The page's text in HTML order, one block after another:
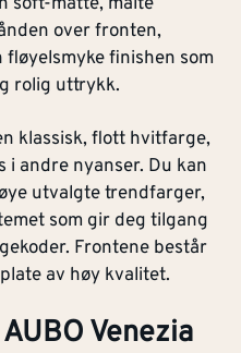
over fronten,
finishen som
rolig uttrykk.
klassisk, flott hvitfarge,
i andre nyanser. Du kan
utvalgte trendfarger,
som gir deg tilgang
Frontene består
av høy kvalitet.
Venezia